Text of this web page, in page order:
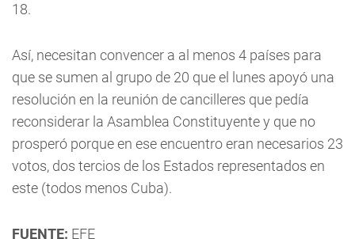
18.
Así, necesitan convencer a al menos 4 países para
que se sumen al grupo de 20 que el lunes apoyó una
resolución en la reunión de cancilleres que pedía
reconsiderar la Asamblea Constituyente y que no
prosperó porque en ese encuentro eran necesarios 23
votos, dos tercios de los Estados representados en
este (todos menos Cuba).
FUENTE: EFE